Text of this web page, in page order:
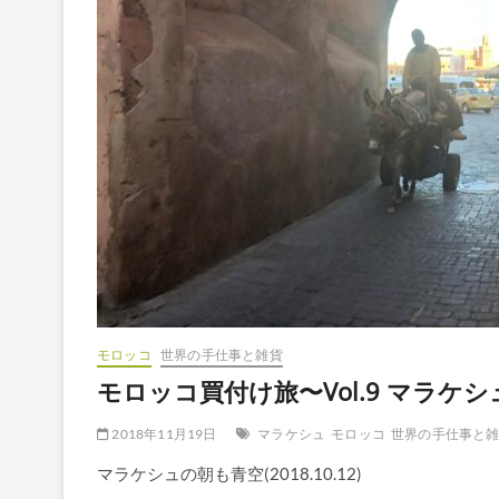
モロッコ 世界の手仕事と雑貨
モロッコ買付け旅〜Vol.9 マラケシ
2018年11月19日 マラケシュ モロッコ 世界の手仕事と
マラケシュの朝も青空(2018.10.12)